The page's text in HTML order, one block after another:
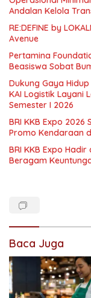
Andalan Kelola
RE:DEFINE by
Avenue
Pertamina
Beasiswa Sobat
Dukung Gaya
KAI Logistik Layani
Semester I 2026
BRI KKB Expo
Promo Kendaraan
BRI KKB Expo
Beragam
Baca Juga